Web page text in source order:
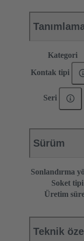
Kategori
Kontak tipi
Seri
Sürüm
Sonlandırma
Soket tipi
Üretim
Teknik